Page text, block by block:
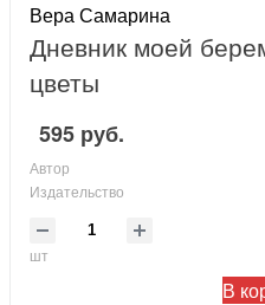
Вера Самарина
Дневник моей
цветы
595 руб.
Автор
Издательство
шт
В